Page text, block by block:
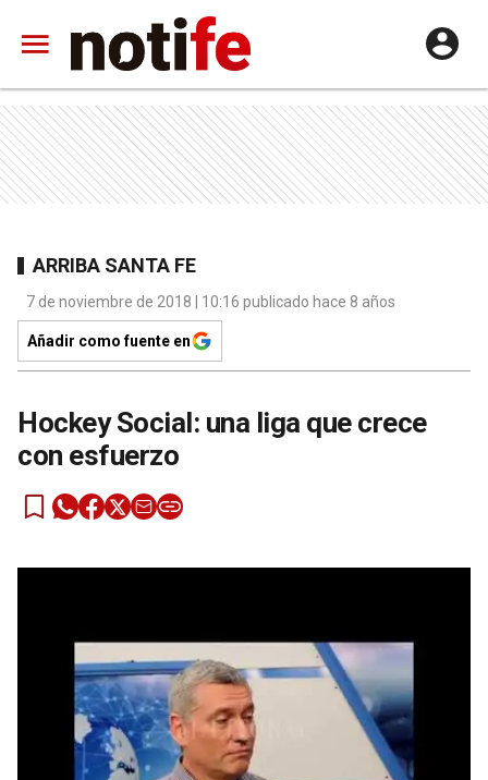
ARRIBA SANTA FE
7 de noviembre de 2018 | 10:16 publicado hace 8 años
Añadir como fuente en
Hockey Social: una liga que crece
con esfuerzo